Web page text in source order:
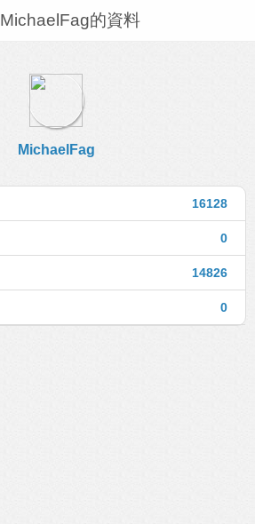
MichaelFag的資料
MichaelFag
16128
0
14826
0